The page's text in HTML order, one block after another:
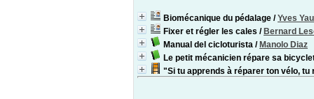
Biomécanique du pédalage /Yves Yau
Fixer et régler les cales / Bernard
Manual del cicloturista / Manolo Diaz
Le petit mécanicien répare sa
"Si tu apprends à réparer ton vélo,